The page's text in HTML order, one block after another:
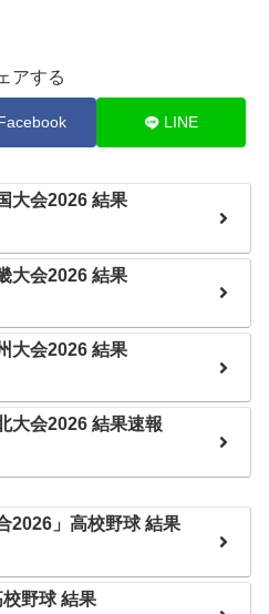
アする
LINE
大会2026 結果
大会2026 結果
大会2026 結果
大会2026 結果速報
2026」高校野球 結果
野球 結果